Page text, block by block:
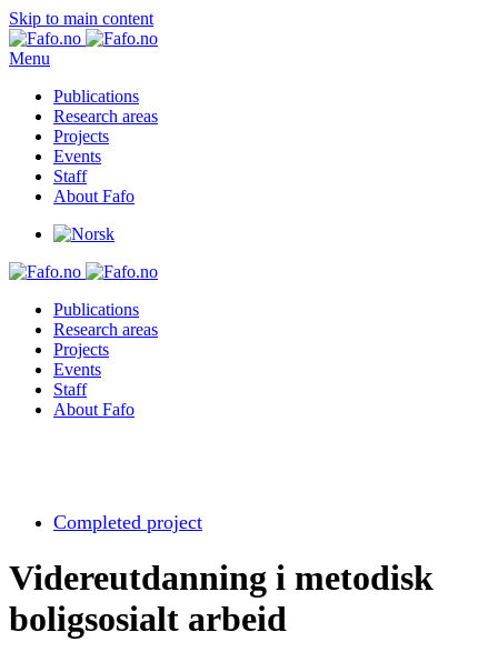
Skip to main content
Menu
Publications
Research areas
Projects
Events
Staff
About Fafo
Publications
Research areas
Projects
Events
Staff
About Fafo
Completed project
Videreutdanning i metodisk
boligsosialt arbeid